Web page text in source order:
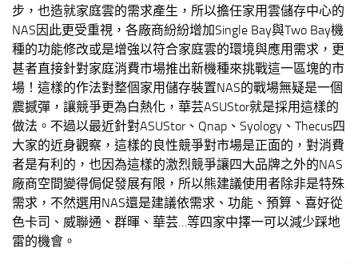
步，也造就家庭雲的需求產生，所以擔任家用雲儲存中心的
NAS因此更受重視，各廠商紛紛增加Single Bay與Two Bay機
種的功能修改或是增強以符合家庭雲的環境與應用需求，更
甚者直接針對家庭消費市場推出新機種來挑戰這一區塊的市
場！這樣的作法對整個家用儲存裝置NAS的戰場無疑是一個
震撼彈，讓競爭更為白熱化，華芸ASUStor就是採用這樣的
做法。不過以最近針對ASUStor、Qnap、Syology、Thecus四
大家的近身觀察，這樣的良性競爭對市場是正面的，對消費
者是有利的，也因為這樣的激烈競爭讓四大品牌之外的NAS
廠商空間變得侷促發展有限，所以熊建議使用者除非是特殊
需求，不然選用NAS還是建議依需求、功能、預算、喜好從
色卡司、威聯通、群暉、華芸…等四家中擇一可以減少踩地
雷的機會。